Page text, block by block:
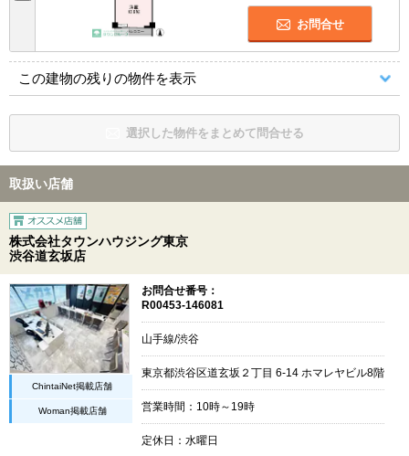
お問合せ
この建物の残りの物件を表示
選択した物件をまとめて問合せる
取扱い店舗
株式会社タウンハウジング東京
渋谷道玄坂店
ChintaiNet掲載店舗
Woman掲載店舗
お問合せ番号：
R00453-146081
山手線/渋谷
東京都渋谷区道玄坂２丁目 6-14 ホマレヤビル8階
営業時間：10時～19時
定休日：水曜日